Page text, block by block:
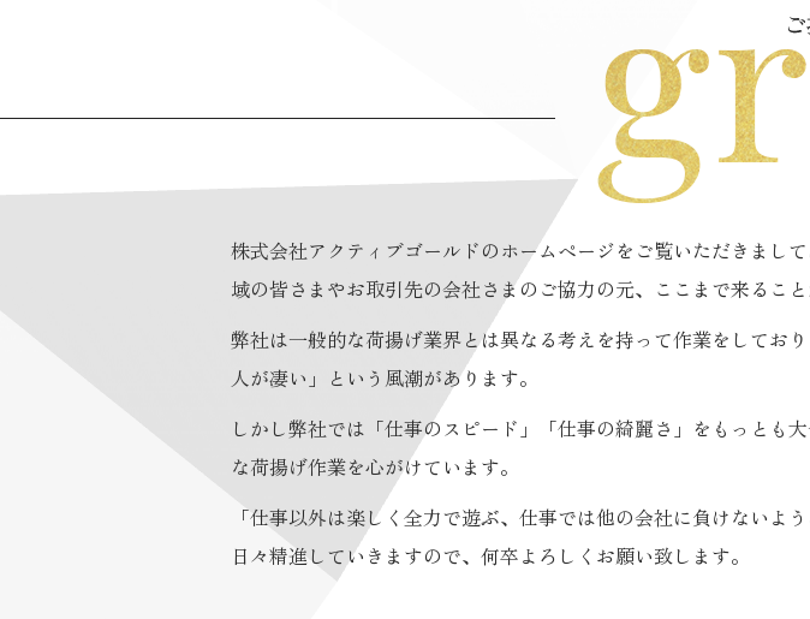
株式会社アクティブゴールドのホームページをご覧いただきまし
域の皆さまやお取引先の会社さまのご協力の元、ここまで来ること
弊社は一般的な荷揚げ業界とは異なる考えを持って作業をしてお
人が凄い」という風潮があります。
しかし弊社では「仕事のスピード」「仕事の綺麗さ」をもっとも
な荷揚げ作業を心がけています。
「仕事以外は楽しく全力で遊ぶ、仕事では他の会社に負けないよ
日々精進していきますので、何卒よろしくお願い致します。